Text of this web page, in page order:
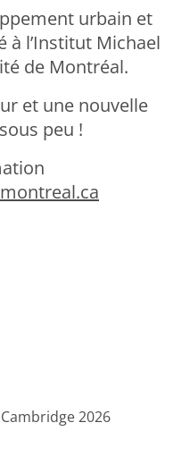
urbain et
l’Institut Michael
de Montréal.
et une nouvelle
peu !
2026